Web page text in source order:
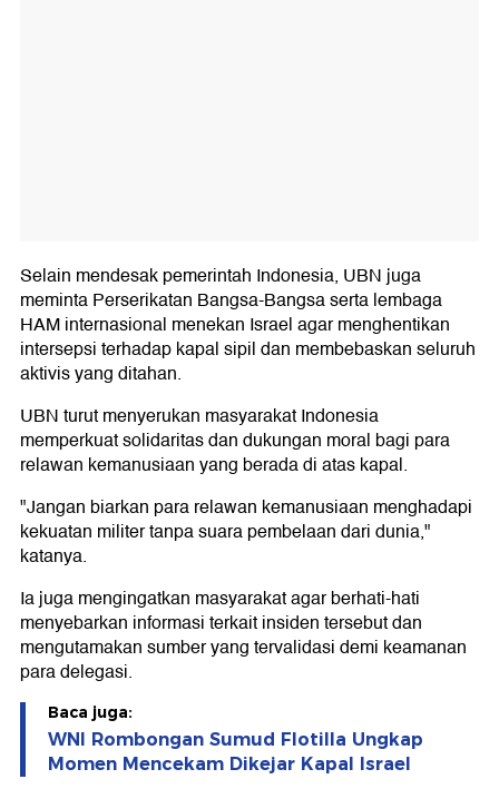
Selain mendesak pemerintah Indonesia, UBN juga
meminta Perserikatan Bangsa-Bangsa serta lembaga
HAM internasional menekan Israel agar menghentikan
intersepsi terhadap kapal sipil dan membebaskan seluruh
aktivis yang ditahan.
UBN turut menyerukan masyarakat Indonesia
memperkuat solidaritas dan dukungan moral bagi para
relawan kemanusiaan yang berada di atas kapal.
"Jangan biarkan para relawan kemanusiaan menghadapi
kekuatan militer tanpa suara pembelaan dari dunia,"
katanya.
Ia juga mengingatkan masyarakat agar berhati-hati
menyebarkan informasi terkait insiden tersebut dan
mengutamakan sumber yang tervalidasi demi keamanan
para delegasi.
Baca juga:
WNI Rombongan Sumud Flotilla Ungkap
Momen Mencekam Dikejar Kapal Israel